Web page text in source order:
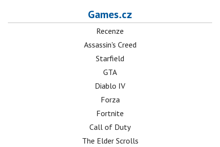
Games.cz
Recenze
Assassin's Creed
Starfield
GTA
Diablo IV
Forza
Fortnite
Call of Duty
The Elder Scrolls